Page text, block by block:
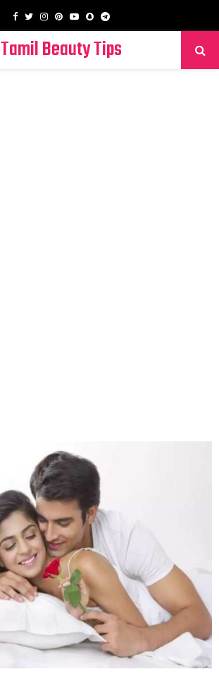
Facebook
TwitterInstagram
PinterestYoutube
SnapchatTelegram
Tamil Beauty Tips